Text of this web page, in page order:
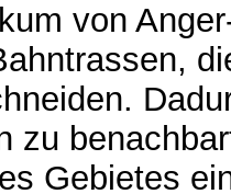
von
zu
Gebietes